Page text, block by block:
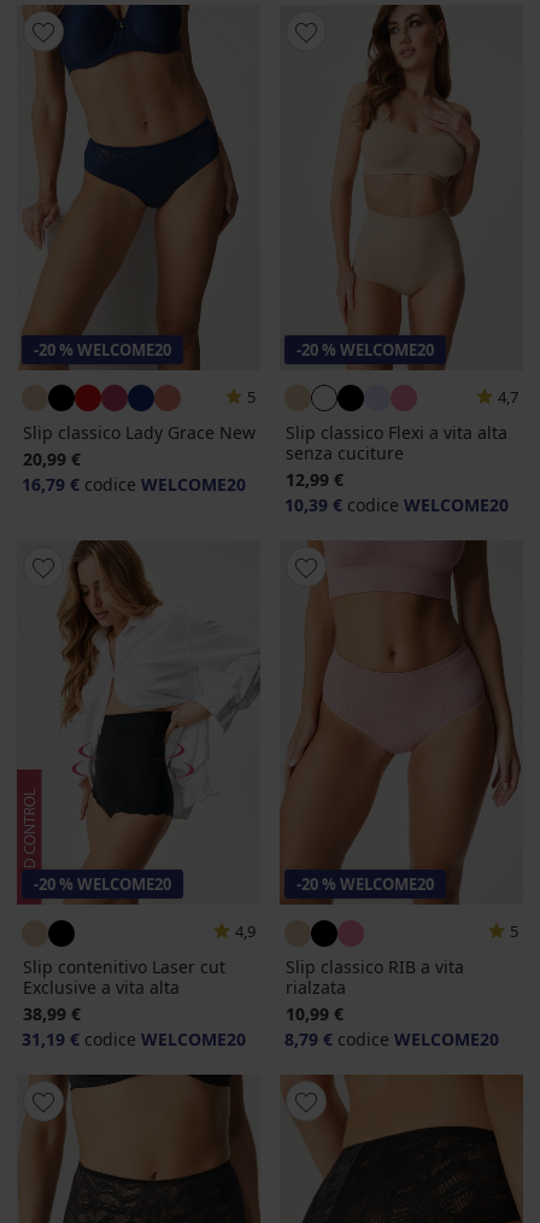
-20 % WELCOME20
5
Slip classico Lady Grace New
20,99 €
16,79 € codice WELCOME20
-20 % WELCOME20
4,7
Slip classico Flexi a vita alta
senza cuciture
12,99 €
10,39 € codice WELCOME20
-20 % WELCOME20
4,9
Slip contenitivo Laser cut
Exclusive a vita alta
38,99 €
31,19 € codice WELCOME20
-20 % WELCOME20
5
Slip classico RIB a vita
rialzata
10,99 €
8,79 € codice WELCOME20